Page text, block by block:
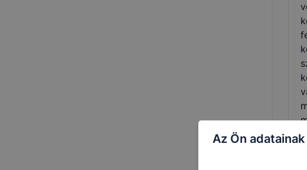
Az Ön